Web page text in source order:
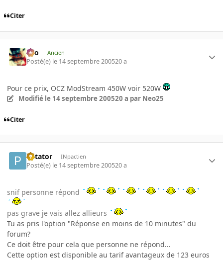
Citer
eYo Ancien
Posté(e) le 14 septembre 200520 a
Pour ce prix, OCZ ModStream 450W voir 520W
Modifié le 14 septembre 200520 a par Neo25
Citer
Patator INpactien
Posté(e) le 14 septembre 200520 a
snif personne répond
pas grave je vais allez allieurs
Tu as pris l'option "Réponse en moins de 10 minutes" du
forum?
Ce doit être pour cela que personne ne répond...
Cette option est disponible au tarif avantageux de 123 euros